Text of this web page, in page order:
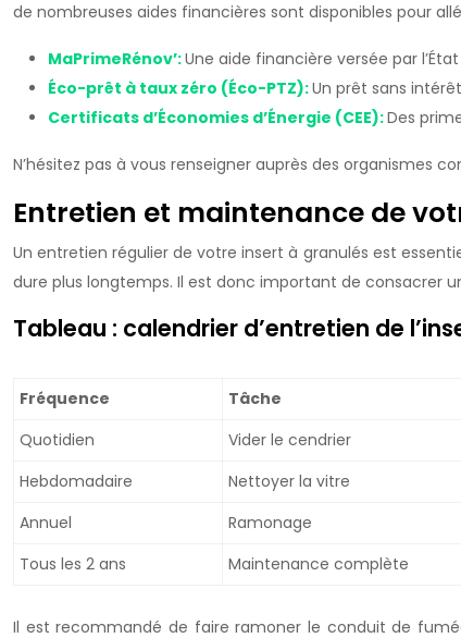
de nombreuses aides financières sont disponibles pour
MaPrimeRénov’:Une aide financière versée par
Éco-prêt à taux zéro (Éco-PTZ):Un prêt sans
Certificats d’Économies d’Énergie (CEE):Des
N’hésitez pas à vous renseigner auprès des organismes
Entretien et maintenance de
Un entretien régulier de votre insert à granulés est
dure plus longtemps. Il est donc important de consacrer
Tableau : calendrier d’entretien de
Fréquence Tâche
Quotidien
Vider le cendrier
Hebdomadaire
Nettoyer la vitre
Annuel
Ramonage
Tous les 2 ans
Maintenance complète
Il est recommandé de faire ramoner le conduit de